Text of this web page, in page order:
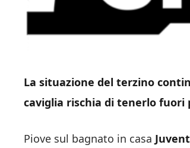
La situazione del terzino
caviglia rischia di tenerlo fuori
Piove sul bagnato in casa